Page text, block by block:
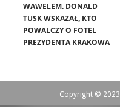
WAWELEM. DONALD
TUSK WSKAZAŁ, KTO
POWALCZY O FOTEL
PREZYDENTA KRAKOWA
Copyright © 2023